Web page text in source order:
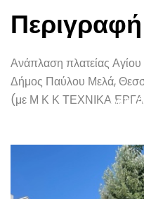
Αρχική
Ανάπλαση πλατείας
Δήμος Παύλου Μελά,
(με Μ Κ Κ ΤΕΧΝΙΚΑ